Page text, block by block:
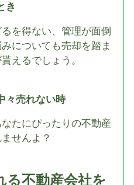
き
を得ない、管理が面倒
についても売却を踏ま
えるでしょう。
々売れない時
たにぴったりの不動産
せんよ？
る不動産会社を